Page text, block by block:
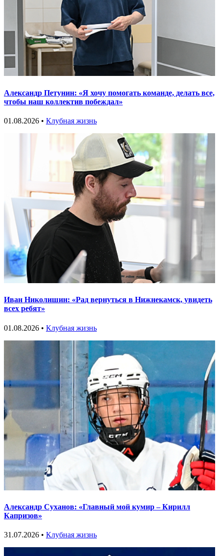
Александр Петунин: «Я хочу помогать команде, делать все,
чтобы наш коллектив побеждал»
01.08.2026 • Клубная жизнь
Иван Николишин: «Рад вернуться в Нижнекамск, увидеть
всех ребят»
01.08.2026 • Клубная жизнь
Александр Суханов: «Главный мой кумир – Кирилл
Капризов»
31.07.2026 • Клубная жизнь